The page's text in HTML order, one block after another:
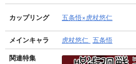
カップリング 五条悟×虎杖悠仁
メインキャラ 虎杖悠仁 五条悟
関連特集